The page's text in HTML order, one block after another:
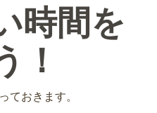
時間を
！
ておきます。